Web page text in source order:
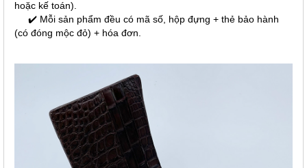
hoặc kế toán).
✔️ Mỗi sản phẩm đều có mã số, hộp đựng + thẻ bảo hành
(có đóng mộc đỏ) + hóa đơn.